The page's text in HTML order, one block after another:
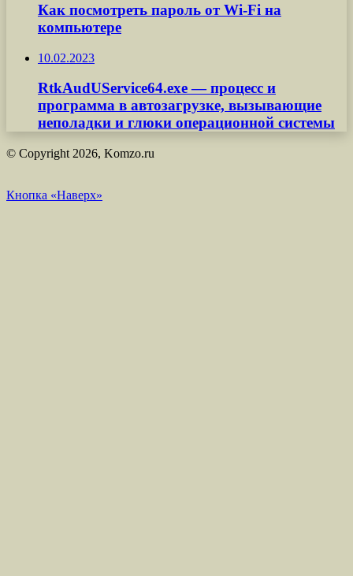
Как посмотреть пароль от Wi-Fi на
компьютере
10.02.2023
RtkAudUService64.exe — процесс и
программа в автозагрузке, вызывающие
неполадки и глюки операционной системы
© Copyright 2026, Komzo.ru
Кнопка «Наверх»